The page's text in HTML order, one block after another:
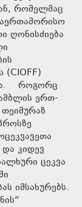
რომელმაც
(CIOFF)
როგორც
ერთ-
კიდევ
ცეკვა
იმსახურებს.